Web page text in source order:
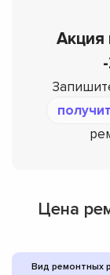
Акция
Цена
Вид ремонтных